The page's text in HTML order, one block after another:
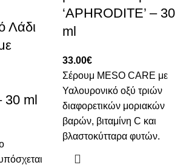
Λάδι
30 ml
‘APHRODITE’ – 30
ml
33.00€
Σέρουμ MESO CARE με
Υαλουρονικό οξύ τριών
διαφορετικών μοριακών
βαρών, βιταμίνη C και
βλαστοκύτταρα φυτών.